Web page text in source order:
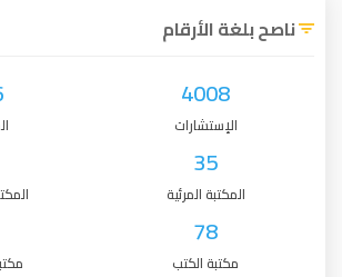
ناصح بلغة الأرقام
4008
الإستشارات
35
المكتبة المرئية
78
مكتبة الكتب